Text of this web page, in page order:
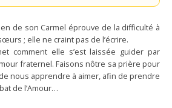
de son Carmel éprouve de la difficulté à
; elle ne craint pas de l’écrire.
comment elle s’est laissée guider par
fraternel. Faisons nôtre sa prière pour
nous apprendre à aimer, afin de prendre
de l’Amour…